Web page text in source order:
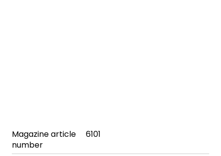
Magazine article
number
6101